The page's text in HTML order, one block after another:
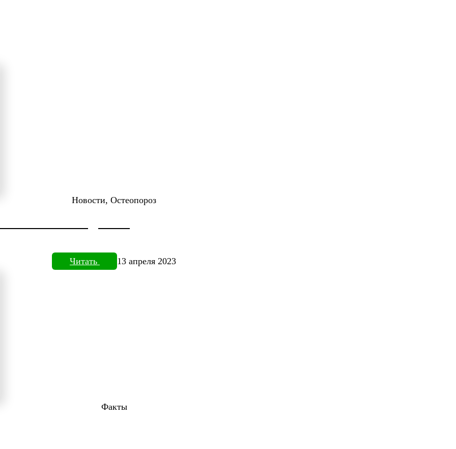
Новости, Остеопороз
Читать 13 апреля 2023
Факты